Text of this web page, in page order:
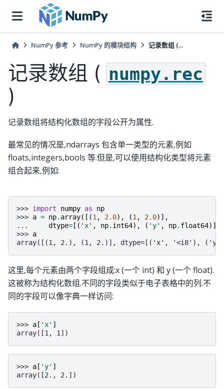
NumPy 参考 NumPy 的模块结构 记录数组 (...
记录数组 ( numpy.rec
)
记录数组将结构化数组的字段公开为属性.
最常见的情况是,ndarrays 包含单一类型的元素,例如
floats,integers,bools 等.但是,可以使用结构化类型将元素
组合起来,例如:
>>> import numpy as
np
>>> a = np. array([(1, 2.0), (1, 2.0)],
...
dtype= [( 'x' , np. int64), ( 'y' , np. float64)])
>>> a
array([(1, 2.), (1, 2.)], dtype=[('x', '<i8'),
这里,每个元素由两个字段组成:x (一个 int) 和 y (一个 float).
这被称为结构化数组.不同的字段类似于电子表格中的列.不
同的字段可以像字典一样访问:
>>> a [ 'x' ]
array([1, 1])
>>> a [ 'y' ]
array([2., 2.])